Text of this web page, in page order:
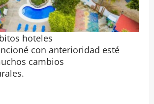
hoteles
con anterioridad esté
cambios